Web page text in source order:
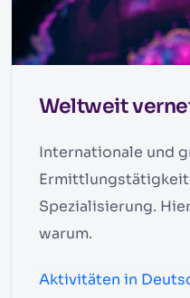
Weltweit
Internationale und
Spezialisierung.
warum.
Aktivitäten in